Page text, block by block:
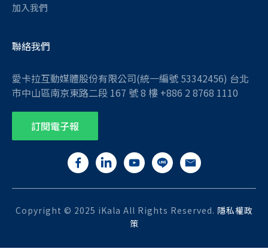
加入我們
聯絡我們
愛卡拉互動媒體股份有限公司(統一編號 53342456) 台北
市中山區南京東路二段 167 號 8 樓 +886 2 8768 1110
訂閱電子報
Copyright © 2025 iKala All Rights Reserved. 隱私權政
策